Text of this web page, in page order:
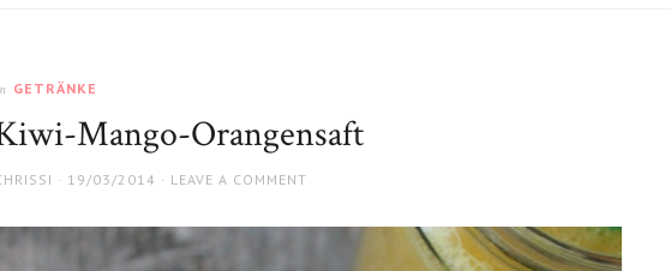
GETRÄNKE
Mango-Orangensaft
POSTED
19/03/2014 LEAVE A COMMENT